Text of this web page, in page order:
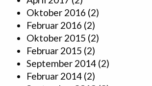
Oktober 2016 (2)
Februar 2016 (2)
Oktober 2015 (2)
Februar 2015 (2)
September 2014 (2)
Februar 2014 (2)